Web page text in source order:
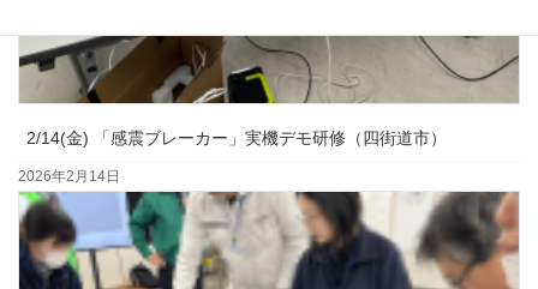
2/14(金) 「感震ブレーカー」実機デモ研修（四街道市）
2026年2月14日